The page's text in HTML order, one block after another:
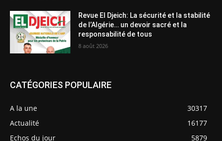
Revue El Djeich: La sécurité et la stabilité
de l’Algérie… un devoir sacré et la
responsabilité de tous
8 août 2026
CATÉGORIES POPULAIRE
A la une
30317
Actualité
16177
Echos du jour
5879